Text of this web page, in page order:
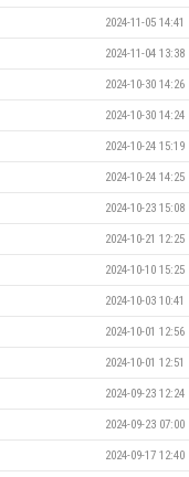
2024-11-05 14:41
2024-11-04 13:38
2024-10-30 14:26
2024-10-30 14:24
2024-10-24 15:19
2024-10-24 14:25
2024-10-23 15:08
2024-10-21 12:25
2024-10-10 15:25
2024-10-03 10:41
2024-10-01 12:56
2024-10-01 12:51
2024-09-23 12:24
2024-09-23 07:00
2024-09-17 12:40